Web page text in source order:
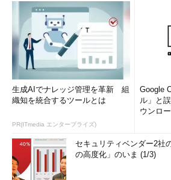
生成AIでナレッジ管理を革新 組
織知を統合するツールとは
PR(ITmedia エンタープライズ)
Google
ル」と
ウンロ
セキュリティベンダー2社
の高度化」のいま (1/3)